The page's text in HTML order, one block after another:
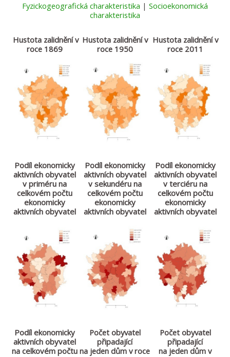
Fyzickogeografická charakteristika | Socioekonomická
charakteristika
Hustota zalidnění v
roce 1869
Hustota zalidnění v
roce 1950
Hustota zalidnění v
roce 2011
Podíl ekonomicky
aktivních obyvatel
v priméru na
celkovém počtu
ekonomicky
aktivních obyvatel
Podíl ekonomicky
aktivních obyvatel
v sekundéru na
celkovém počtu
ekonomicky
aktivních obyvatel
Podíl ekonomicky
aktivních obyvatel
v terciéru na
celkovém počtu
ekonomicky
aktivních obyvatel
Podíl ekonomicky
aktivních obyvatel
na celkovém počtu
Počet obyvatel
připadající
na jeden dům v roce
Počet obyvatel
připadající
na jeden dům v